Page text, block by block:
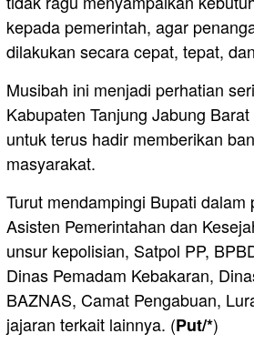
kepada pemerintah, agar
dilakukan secara cepat, tepat,
Musibah ini menjadi perhatian
Kabupaten Tanjung Jabung
untuk terus hadir memberikan
masyarakat.
Turut mendampingi Bupati dalam
Asisten Pemerintahan dan
unsur kepolisian, Satpol PP,
Dinas Pemadam Kebakaran,
BAZNAS, Camat Pengabuan,
jajaran terkait lainnya. (Put/*)